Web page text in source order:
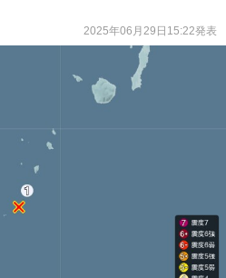
2025年06月29日15:22発表